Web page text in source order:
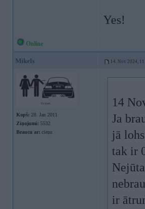
Yes!
Online
Mikels 14. Nov 2024,
Kopš: 28. Jan 2011
Ziņojumi: 5532
Braucu ar: cieņu
14
Ja
jā
tak ir
ir